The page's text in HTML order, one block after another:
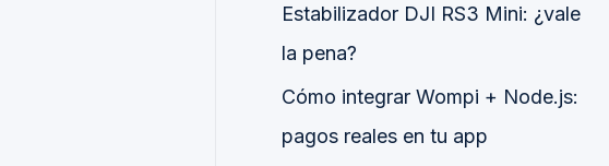
Estabilizador DJI RS3 Mini: ¿vale
la pena?
Cómo integrar Wompi + Node.js:
pagos reales en tu app